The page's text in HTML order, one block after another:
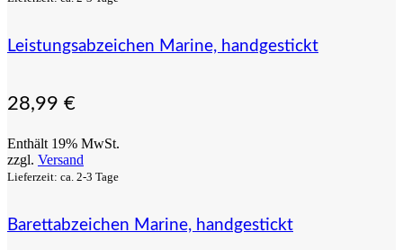
Leistungsabzeichen Marine, handgestickt
28,99 €
Enthält 19% MwSt.
zzgl. Versand
Lieferzeit: ca. 2-3 Tage
Barettabzeichen Marine, handgestickt